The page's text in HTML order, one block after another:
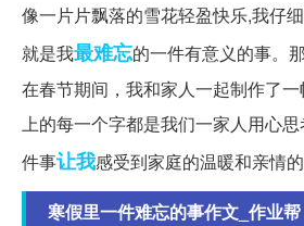
像一片片飘落的雪花轻盈快乐,我仔
就是我最难忘的一件有意义的事。
在春节期间，我和家人一起制作了
上的每一个字都是我们一家人用心
件事让我感受到家庭的温暖和亲情的
寒假里一件难忘的事作文_作业帮